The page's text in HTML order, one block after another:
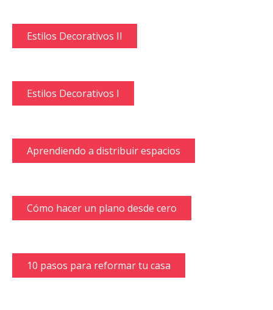
Estilos Decorativos II
Estilos Decorativos I
Aprendiendo a distribuir espacios
Cómo hacer un plano desde cero
10 pasos para reformar tu casa